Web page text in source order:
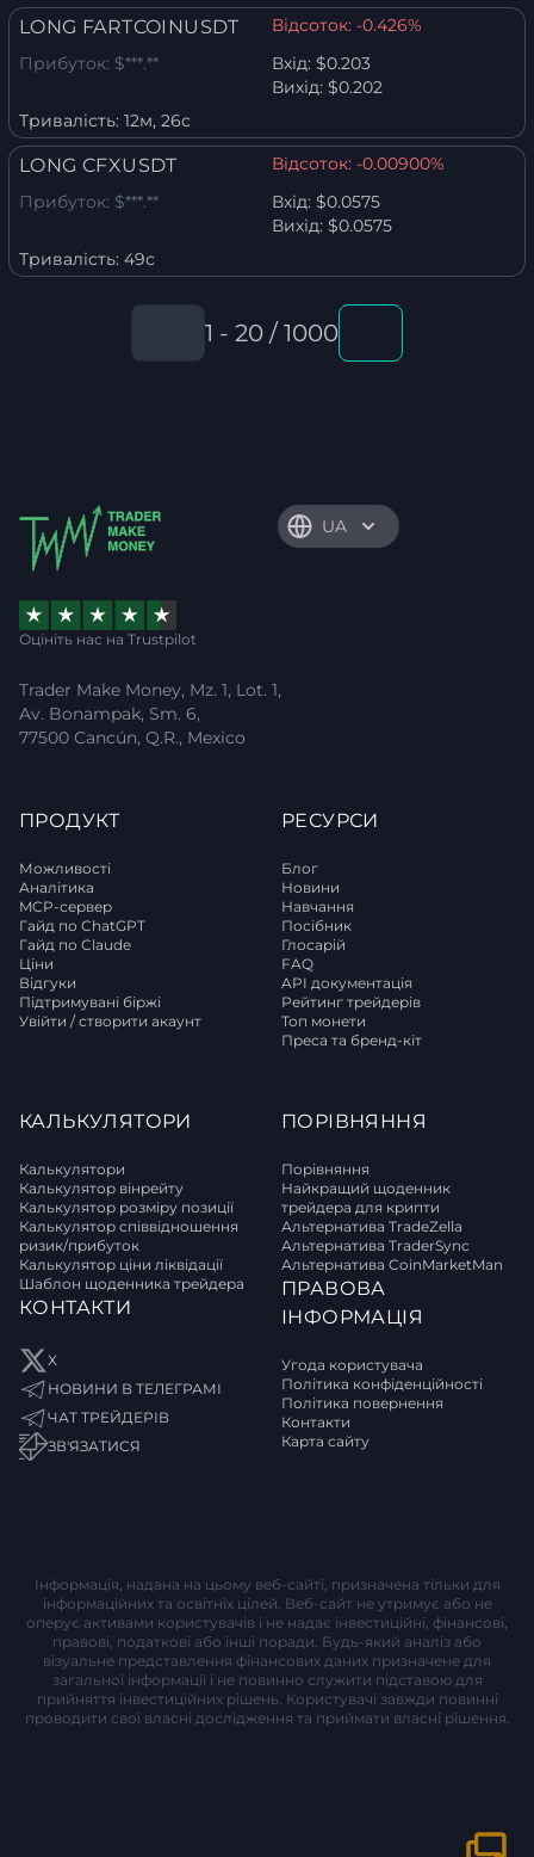
LONG FARTCOINUSDT Відсоток: -0.426%
Прибуток: $***.** Вхід: $0.203
Вихід: $0.202
Тривалість: 12м, 26с
LONG CFXUSDT Відсоток: -0.00900%
Прибуток: $***.** Вхід: $0.0575
Вихід: $0.0575
Тривалість: 49с
1 - 20 / 1000
UA
Оцініть нас на Trustpilot
Trader Make Money, Mz. 1, Lot. 1,
Av. Bonampak, Sm. 6,
77500 Cancún, Q.R., Mexico
ПРОДУКТ
Можливості
Аналітика
MCP-сервер
Гайд по ChatGPT
Гайд по Claude
Ціни
Відгуки
Підтримувані біржі
Увійти / створити акаунт
РЕСУРСИ
Блог
Новини
Навчання
Посібник
Глосарій
FAQ
API документація
Рейтинг трейдерів
Топ монети
Преса та бренд-кіт
КАЛЬКУЛЯТОРИ
Калькулятори
Калькулятор вінрейту
Калькулятор розміру позиції
Калькулятор співвідношення
ризик/прибуток
Калькулятор ціни ліквідації
Шаблон щоденника трейдера
КОНТАКТИ
X
НОВИНИ В ТЕЛЕГРАМІ
ЧАТ ТРЕЙДЕРІВ
ЗВ'ЯЗАТИСЯ
ПОРІВНЯННЯ
Порівняння
Найкращий щоденник
трейдера для крипти
Альтернатива TradeZella
Альтернатива TraderSync
Альтернатива CoinMarketMan
ПРАВОВА
ІНФОРМАЦІЯ
Угода користувача
Політика конфіденційності
Політика повернення
Контакти
Карта сайту
Інформація, надана на цьому веб-сайті, призначена тільки для
інформаційних та освітніх цілей. Веб-сайт не утримує або не
оперує активами користувачів і не надає інвестиційні, фінансові,
правові, податкові або інші поради. Будь-який аналіз або
візуальне представлення фінансових даних призначене для
загальної інформації і не повинно служити підставою для
прийняття інвестиційних рішень. Користувачі завжди повинні
проводити свої власні дослідження та приймати власні рішення.